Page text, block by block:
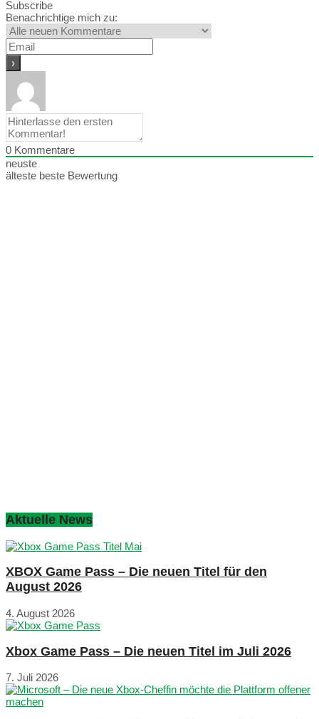
Subscribe
Benachrichtige mich zu:
0 Kommentare
neuste
älteste beste Bewertung
Aktuelle News
XBOX Game Pass – Die neuen Titel für den
August 2026
4. August 2026
Xbox Game Pass – Die neuen Titel im Juli 2026
7. Juli 2026